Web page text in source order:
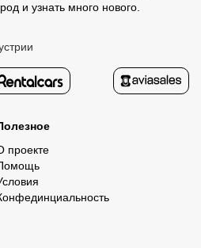
и узнать много нового.
проекте